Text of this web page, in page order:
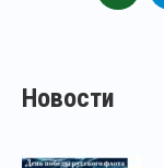
Новости